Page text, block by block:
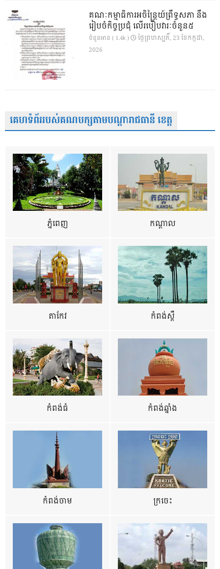
គណៈកម្មាធិការអចិន្ត្រៃយ៍ព្រឹទ្ធសភា នឹង
រៀបចំកិច្ចប្រជុំ លើរបៀបវារៈចំនួន៥
ចំនួនអាន ( 1.4k )
ថ្ងៃ​ព្រហស្បតិ៍, 23 ខែ​កក្កដា,
2026
គេហទំព័ររបស់គណបក្សតាមបណ្តារាជធានី ខេត្ត
ភ្នំពេញ កណ្តាល
តាកែវ កំពង់ស្ពឺ
កំពង់ធំ កំពង់ឆ្នាំង
កំពង់ចាម ក្រចេះ